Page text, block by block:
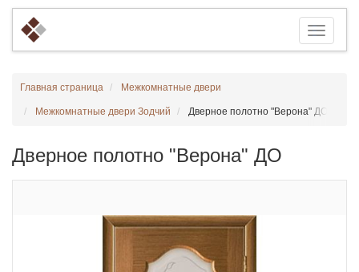
Главная страница Межкомнатные двери
Межкомнатные двери Зодчий Дверное полотно "Верона" ДО
Дверное полотно "Верона" ДО